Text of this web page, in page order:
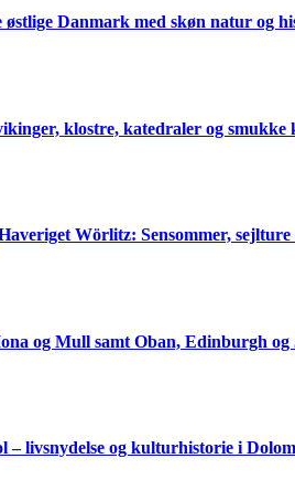
Danmark med skøn natur og
klostre, katedraler og smukke
Wörlitz: Sensommer,
og Mull samt Oban, Edinburgh og
– livsnydelse og kulturhistorie i